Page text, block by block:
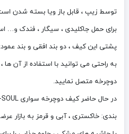
توسط زیپ ، قابل باز ویا بسته شدن
برای حمل جاکلیدی ، سیگار ، فندک و…
پشتی این کیف ، دو بند افقی و بند
به راحتی می توانید با استفاده از آن ها
دوچرخه متصل نمایید.
بندی: خاکستری ، آبی و قرمز به بازار